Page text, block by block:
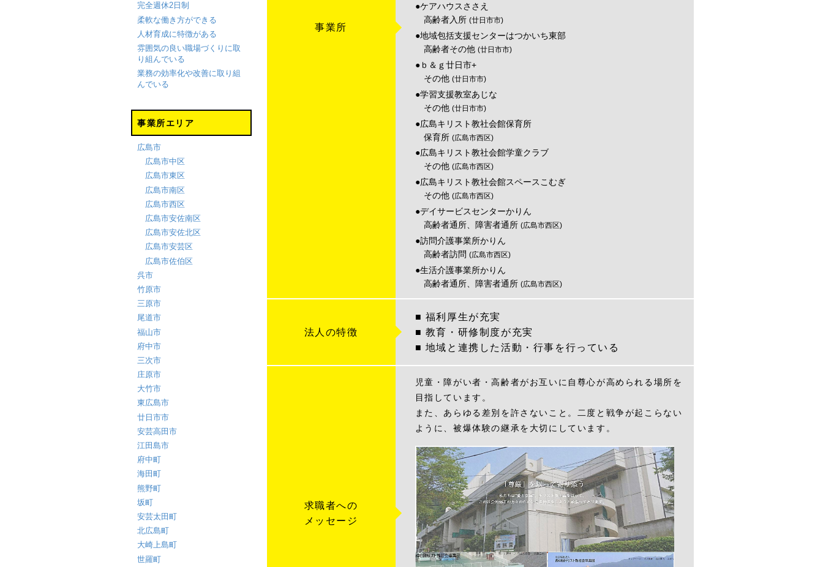
完全週休2日制
柔軟な働き方ができる
人材育成に特徴がある
雰囲気の良い職場づくりに取
り組んでいる
業務の効率化や改善に取り組
んでいる
事業所エリア
広島市
広島市中区
広島市東区
広島市南区
広島市西区
広島市安佐南区
広島市安佐北区
広島市安芸区
広島市佐伯区
呉市
竹原市
三原市
尾道市
福山市
府中市
三次市
庄原市
大竹市
東広島市
廿日市市
安芸高田市
江田島市
府中町
海田町
熊野町
坂町
安芸太田町
北広島町
大崎上島町
世羅町
事業所
●ケアハウスささえ
高齢者入所 (廿日市市)
●地域包括支援センターはつかいち東部
高齢者その他 (廿日市市)
●ｂ＆ｇ廿日市+
その他 (廿日市市)
●学習支援教室あじな
その他 (廿日市市)
●広島キリスト教社会館保育所
保育所 (広島市西区)
●広島キリスト教社会館学童クラブ
その他 (広島市西区)
●広島キリスト教社会館スペースこむぎ
その他 (広島市西区)
●デイサービスセンターかりん
高齢者通所、障害者通所 (広島市西区)
●訪問介護事業所かりん
高齢者訪問 (広島市西区)
●生活介護事業所かりん
高齢者通所、障害者通所 (広島市西区)
法人の特徴
■ 福利厚生が充実
■ 教育・研修制度が充実
■ 地域と連携した活動・行事を行っている
求職者への
メッセージ
児童・障がい者・高齢者がお互いに自尊心が高められる場所を
目指しています。
また、あらゆる差別を許さないこと。二度と戦争が起こらない
ように、被爆体験の継承を大切にしています。